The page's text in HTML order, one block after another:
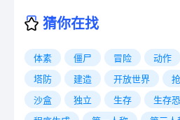
猜你在找
体素 僵尸 冒险 动作
塔防
建造 开放世界
沙盒
独立 生存 生存